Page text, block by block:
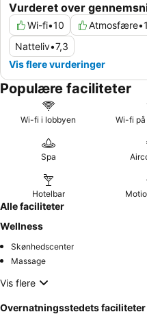
Vurderet over
Wi-fi•10 Atmosfære•
Natteliv•7,3
Vis flere vurderinger
Populære faciliteter
Wi-fi i lobbyen Wi-fi
Spa
Hotelbar
Alle faciliteter
Wellness
Skønhedscenter
Massage
Vis flere
Overnatningsstedets faciliteter